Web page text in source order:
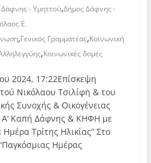
- Υμηττού,Δήμος Δάφνης -
Ε.
,Γενικός Γραμματέας,Κοινωνική
,Κοινωνικές δομές
2024, 17:22Επίσκεψη
Νικόλαου Τσιλίφη & του
Συνοχής & Οικογένειας
Καπή Δάφνης & ΚΗΦΗ με
Τρίτης Ηλικίας” Στο
Ημέρας